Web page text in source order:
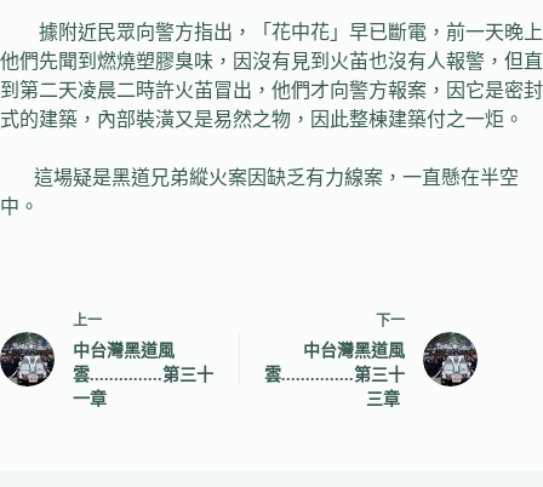
據附近民眾向警方指出，「花中花」早已斷電，前一天晚上
他們先聞到燃燒塑膠臭味，因沒有見到火苖也沒有人報警，但直
到第二天凌晨二時許火苖冒出，他們才向警方報案，因它是密封
式的建築，內部裝潢又是易然之物，因此整棟建築付之一炬。
這場疑是黑道兄弟縱火案因缺乏有力線案，一直懸在半空
中。
上一
中台灣黑道風
雲...............第三十
一章
下一
中台灣黑道風
雲...............第三十
三章